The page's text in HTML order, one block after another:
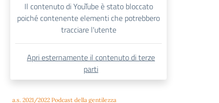
Il contenuto di YouTube è stato bloccato
poiché contenente elementi che potrebbero
tracciare l'utente
Apri esternamente il contenuto di terze
parti
a.s. 2021/2022 Podcast della gentilezza